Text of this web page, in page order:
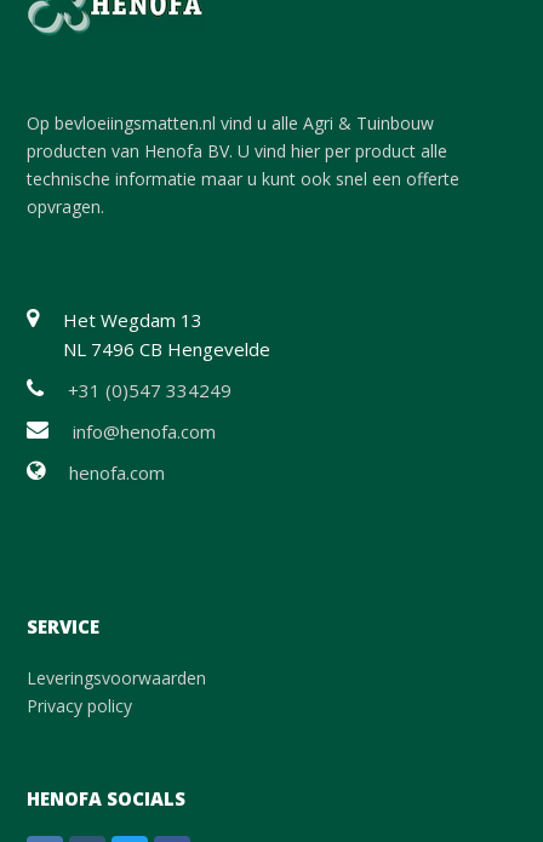
Op bevloeiingsmatten.nl vind u alle Agri & Tuinbouw
producten van Henofa BV. U vind hier per product alle
technische informatie maar u kunt ook snel een offerte
opvragen.
Het Wegdam 13
NL 7496 CB Hengevelde
+31 (0)547 334249
info@henofa.com
henofa.com
SERVICE
Leveringsvoorwaarden
Privacy policy
HENOFA SOCIALS